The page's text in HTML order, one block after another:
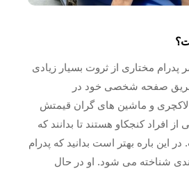
پدرام مختاری از ثروت بسیار زیادی
طریق صفحه شخصی خود در
لاکچری و ماشین‌ های گران قیمتش
افراد کنجکاو هستند تا بدانند که
باره بهتر است بدانید که پدرام
شناخته می‌ شود. او در حال